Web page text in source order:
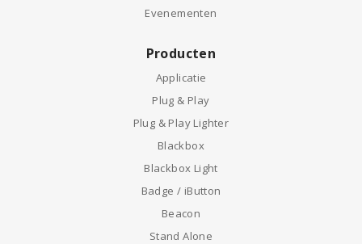
Evenementen
Producten
Applicatie
Plug & Play
Plug & Play Lighter
Blackbox
Blackbox Light
Badge / iButton
Beacon
Stand Alone